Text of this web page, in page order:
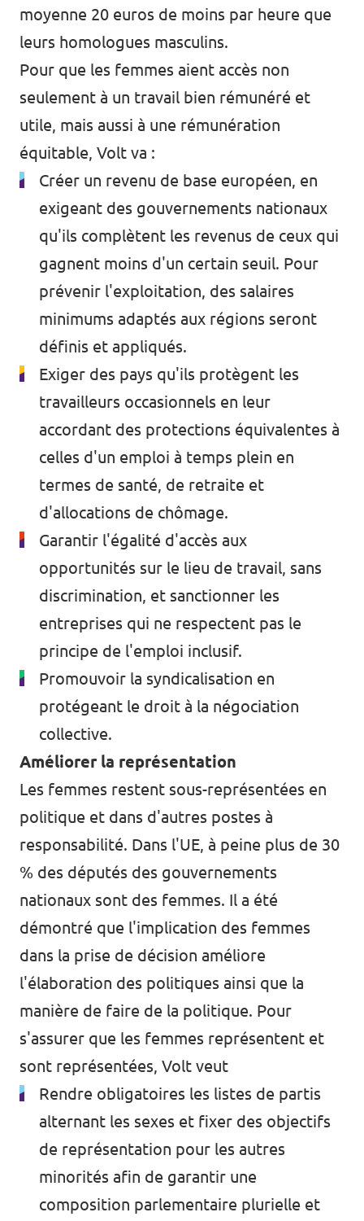
moyenne 20 euros de moins par heure que
leurs homologues masculins.
Pour que les femmes aient accès non
seulement à un travail bien rémunéré et
utile, mais aussi à une rémunération
équitable, Volt va :
Créer un revenu de base européen, en
exigeant des gouvernements nationaux
qu'ils complètent les revenus de ceux qui
gagnent moins d'un certain seuil. Pour
prévenir l'exploitation, des salaires
minimums adaptés aux régions seront
définis et appliqués.
Exiger des pays qu'ils protègent les
travailleurs occasionnels en leur
accordant des protections équivalentes à
celles d'un emploi à temps plein en
termes de santé, de retraite et
d'allocations de chômage.
Garantir l'égalité d'accès aux
opportunités sur le lieu de travail, sans
discrimination, et sanctionner les
entreprises qui ne respectent pas le
principe de l'emploi inclusif.
Promouvoir la syndicalisation en
protégeant le droit à la négociation
collective.
Améliorer la représentation
Les femmes restent sous-représentées en
politique et dans d'autres postes à
responsabilité. Dans l'UE, à peine plus de 30
% des députés des gouvernements
nationaux sont des femmes. Il a été
démontré que l'implication des femmes
dans la prise de décision améliore
l'élaboration des politiques ainsi que la
manière de faire de la politique. Pour
s'assurer que les femmes représentent et
sont représentées, Volt veut
Rendre obligatoires les listes de partis
alternant les sexes et fixer des objectifs
de représentation pour les autres
minorités afin de garantir une
composition parlementaire plurielle et